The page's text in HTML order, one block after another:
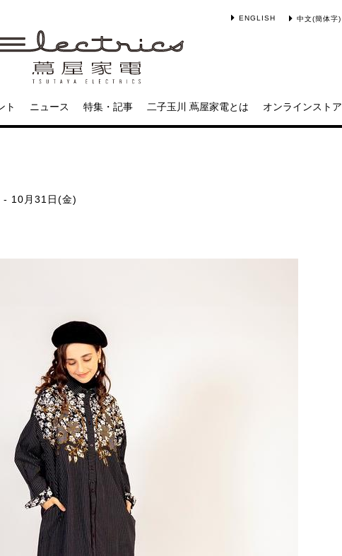
ENGLISH 中文(簡体字)
ト ニュース 特集・記事 二子玉川 蔦屋家電とは オンラインストア
10月31日(金)